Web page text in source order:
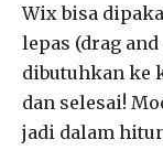
Wix bisa
lepas (drag
dibutuhkan ke
dan selesai!
jadi dalam